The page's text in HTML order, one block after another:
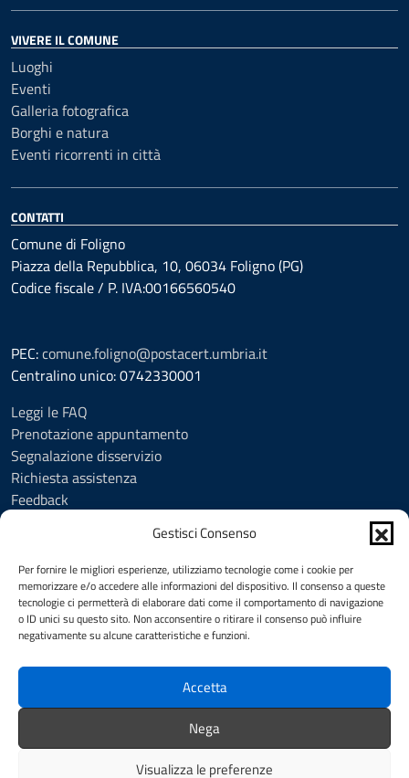
Gestisci Consenso
Per fornire le migliori esperienze, utilizziamo tecnologie come i cookie per
memorizzare e/o accedere alle informazioni del dispositivo. Il consenso a queste
tecnologie ci permetterà di elaborare dati come il comportamento di navigazione
o ID unici su questo sito. Non acconsentire o ritirare il consenso può influire
negativamente su alcune caratteristiche e funzioni.
Accetta
Nega
Visualizza le preferenze
VIVERE IL COMUNE
Luoghi
Eventi
Galleria fotografica
Borghi e natura
Eventi ricorrenti in città
CONTATTI
Comune di Foligno
Piazza della Repubblica, 10, 06034 Foligno (PG)
Codice fiscale / P. IVA:00166560540
PEC:comune.foligno@postacert.umbria.it
Centralino unico: 0742330001
Leggi le FAQ
Prenotazione appuntamento
Segnalazione disservizio
Richiesta assistenza
Feedback
Informativa privacy
Cookie Policy (UE)
Social Media Policy
Note legali
SEGUICI SU
Facebook YouTube